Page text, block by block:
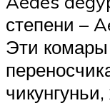
степени –
Эти